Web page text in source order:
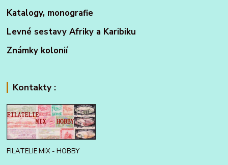
Katalogy, monografie
Levné sestavy Afriky a Karibiku
Známky kolonií
Kontakty :
FILATELIE MIX - HOBBY